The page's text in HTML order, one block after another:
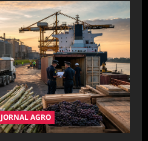
JORNAL AGRO